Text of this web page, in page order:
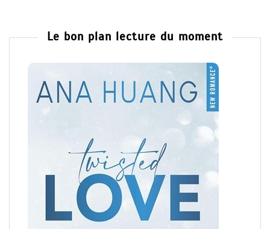
Le bon plan lecture du moment